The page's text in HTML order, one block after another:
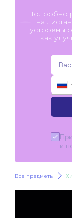
Подробно
на
устроены
как
и
Все предметы